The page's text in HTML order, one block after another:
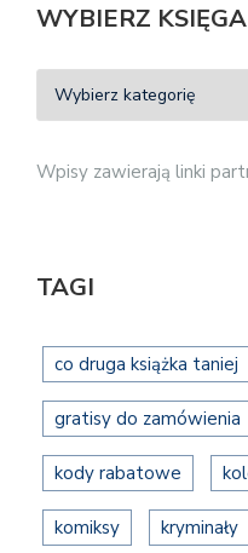
WYBIERZ
Wpisy zawierają linki
TAGI
co druga książka taniej
gratisy do zamówienia
kody rabatowe
komiksy kryminały